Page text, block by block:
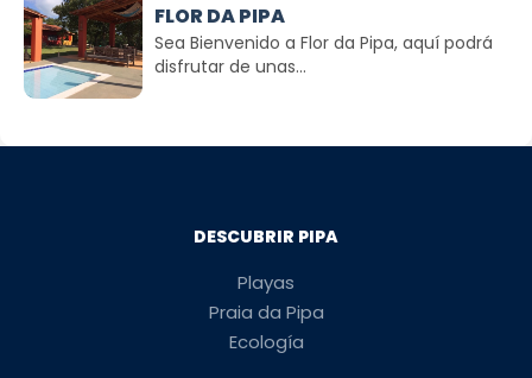
FLOR DA PIPA
Sea Bienvenido a Flor da Pipa, aquí podrá
disfrutar de unas...
DESCUBRIR PIPA
Playas
Praia da Pipa
Ecología